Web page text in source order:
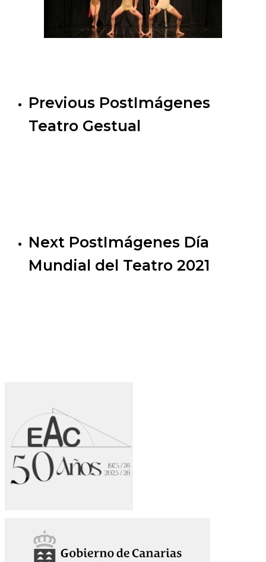
Previous PostImágenes
Teatro Gestual
Next PostImágenes Día
Mundial del Teatro 2021